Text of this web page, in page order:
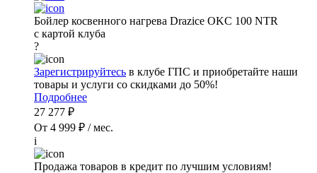
Бойлер косвенного нагрева Drazice OKC 100 NTR
с картой клуба
?
Зарегистрируйтесь в клубе ГПС и приобретайте наши
товары и услуги со скидками до 50%!
Подробнее
27 277 ₽
От 4 999 ₽ / мес.
i
Продажа товаров в кредит по лучшим условиям!